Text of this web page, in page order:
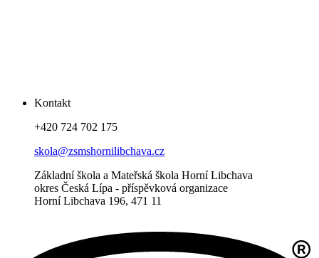
Kontakt
+420 724 702 175
skola@zsmshornilibchava.cz
Základní škola a Mateřská škola Horní Libchava
okres Česká Lípa - příspěvková organizace
Horní Libchava 196, 471 11